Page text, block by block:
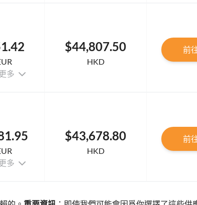
多
$44,807.50
HKD
前
多
$43,678.80
HKD
前